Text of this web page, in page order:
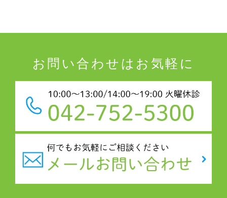
お問い合わせはお気軽に